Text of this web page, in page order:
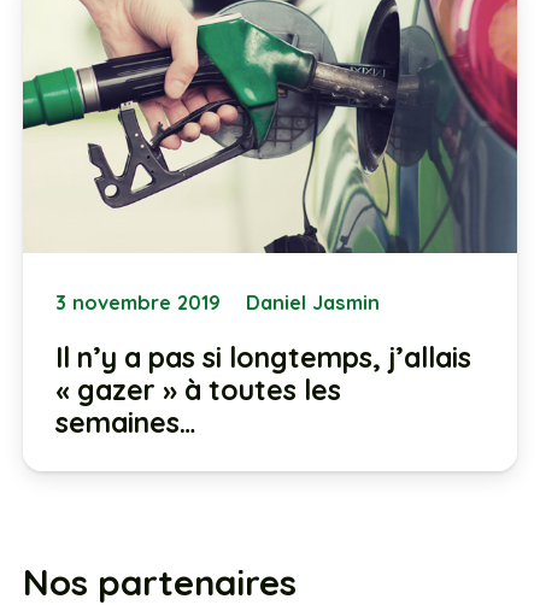
3 novembre 2019 Daniel Jasmin
Il n’y a pas si longtemps, j’allais
« gazer » à toutes les
semaines…
Nos partenaires